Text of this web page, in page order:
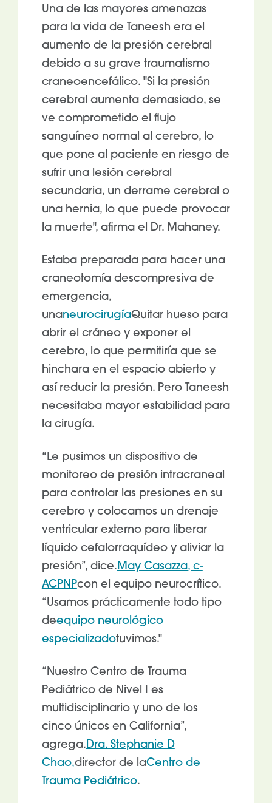
Una de las mayores amenazas
para la vida de Taneesh era el
aumento de la presión cerebral
debido a su grave traumatismo
craneoencefálico. "Si la presión
cerebral aumenta demasiado, se
ve comprometido el flujo
sanguíneo normal al cerebro, lo
que pone al paciente en riesgo de
sufrir una lesión cerebral
secundaria, un derrame cerebral o
una hernia, lo que puede provocar
la muerte", afirma el Dr. Mahaney.
Estaba preparada para hacer una
craneotomía descompresiva de
emergencia,
unaneurocirugíaQuitar hueso para
abrir el cráneo y exponer el
cerebro, lo que permitiría que se
hinchara en el espacio abierto y
así reducir la presión. Pero Taneesh
necesitaba mayor estabilidad para
la cirugía.
“Le pusimos un dispositivo de
monitoreo de presión intracraneal
para controlar las presiones en su
cerebro y colocamos un drenaje
ventricular externo para liberar
líquido cefalorraquídeo y aliviar la
presión”, dice.May Casazza, c-
ACPNPcon el equipo neurocrítico.
“Usamos prácticamente todo tipo
deequipo neurológico
especializadotuvimos."
“Nuestro Centro de Trauma
Pediátrico de Nivel I es
multidisciplinario y uno de los
cinco únicos en California”,
agrega.Dra. Stephanie D
Chao,director de laCentro de
Trauma Pediátrico.